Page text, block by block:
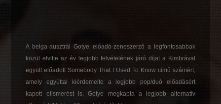
A belga-ausztrál Gotye előadó-zeneszerző a legfontosabbak
közül elvitte az év legjobb felvételének járó díjat a Kimbrával
együtt előadott Somebody That I Used To Know című számért,
amely egyúttal kiérdemelte a legjobb pop/duó előadásért
kapott elismerést is. Gotye megkapta a legjobb alternatív